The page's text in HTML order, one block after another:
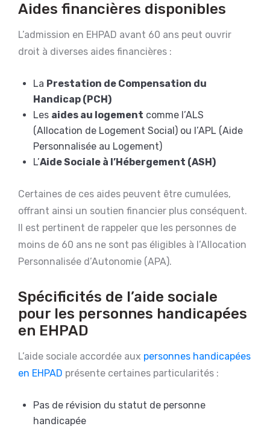
Aides financières disponibles
L’admission en EHPAD avant 60 ans peut ouvrir
droit à diverses aides financières :
La Prestation de Compensation du
Handicap (PCH)
Les aides au logement comme l’ALS
(Allocation de Logement Social) ou l’APL (Aide
Personnalisée au Logement)
L’Aide Sociale à l’Hébergement (ASH)
Certaines de ces aides peuvent être cumulées,
offrant ainsi un soutien financier plus conséquent.
Il est pertinent de rappeler que les personnes de
moins de 60 ans ne sont pas éligibles à l’Allocation
Personnalisée d’Autonomie (APA).
Spécificités de l’aide sociale
pour les personnes handicapées
en EHPAD
L’aide sociale accordée aux personnes handicapées
en EHPAD présente certaines particularités :
Pas de révision du statut de personne
handicapée